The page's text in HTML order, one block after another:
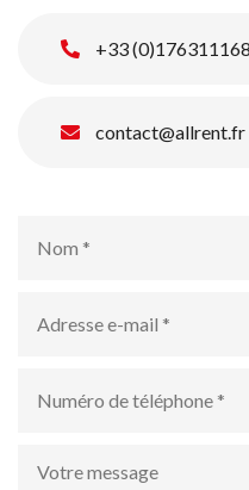
+33 (0)176311168
contact@allrent.fr
message